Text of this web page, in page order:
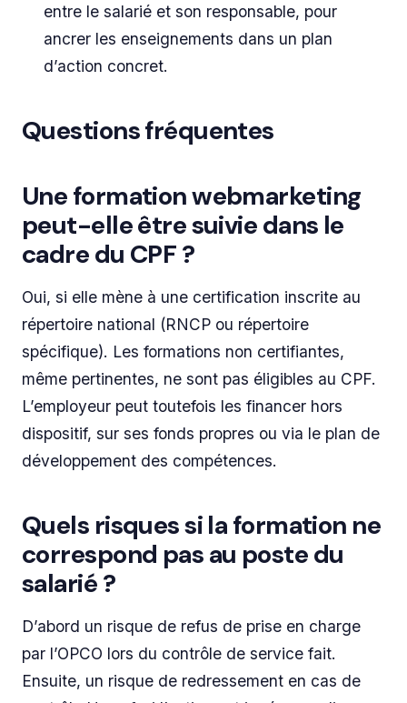
entre le salarié et son responsable, pour
ancrer les enseignements dans un plan
d’action concret.
Questions fréquentes
Une formation webmarketing
peut-elle être suivie dans le
cadre du CPF ?
Oui, si elle mène à une certification inscrite au
répertoire national (RNCP ou répertoire
spécifique). Les formations non certifiantes,
même pertinentes, ne sont pas éligibles au CPF.
L’employeur peut toutefois les financer hors
dispositif, sur ses fonds propres ou via le plan de
développement des compétences.
Quels risques si la formation ne
correspond pas au poste du
salarié ?
D’abord un risque de refus de prise en charge
par l’OPCO lors du contrôle de service fait.
Ensuite, un risque de redressement en cas de